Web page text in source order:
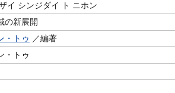
イ シンジダイ ト ニホン
の新展開
・トゥ ／編著
・トゥ